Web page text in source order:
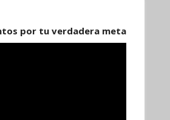
por tu verdadera meta